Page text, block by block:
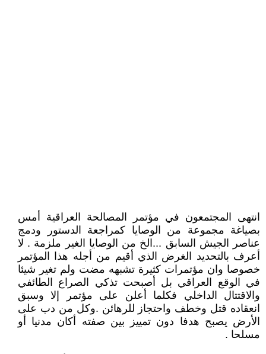
انتهى المجتمعون في مؤتمر المصالحة العراقية أمس
بصياغة مجموعة من الوصايا كمراجعة الدستور ودمج
عناصر الجيش السابق ...الخ من الوصايا الغير ملزمة . لا
أعرف بالتحديد الغرض الذي أقيم من أجله هذا المؤتمر
خصوصا وان مؤتمرات كثيرة تشبهه مضت ولم تغير شيئا
في الوقع العراقي بل أصبحت تذكي الصراع الطائفي
والاقتتال الداخلي فكلما أعلن على مؤتمر إلا وسبق
انعقاده قتل وخطف واحتجاز للرهائن .وكل من دب على
الأرض يصبح هدفا دون تمييز بين صفته أكان مدنيا أو
مسلحا .